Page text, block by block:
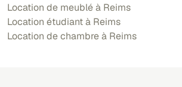
Location de meublé à Reims
Location étudiant à Reims
Location de chambre à Reims